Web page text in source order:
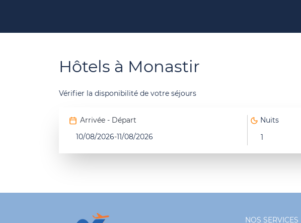
Hôtels à Monastir
Vérifier la disponibilité de votre séjours
Arrivée - Départ
10/08/2026-11/08/2026
Nuits
1
NOS SERVICES